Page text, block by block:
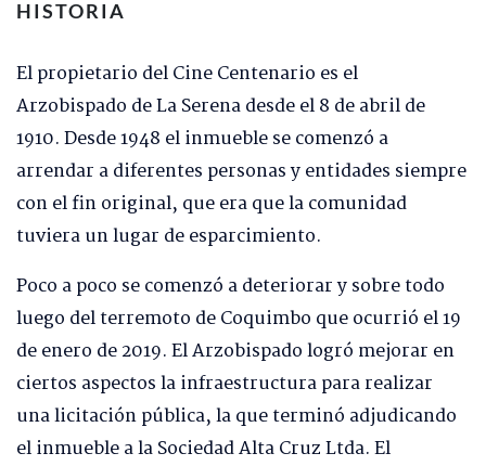
HISTORIA
El propietario del Cine Centenario es el
Arzobispado de La Serena desde el 8 de abril de
1910. Desde 1948 el inmueble se comenzó a
arrendar a diferentes personas y entidades siempre
con el fin original, que era que la comunidad
tuviera un lugar de esparcimiento.
Poco a poco se comenzó a deteriorar y sobre todo
luego del terremoto de Coquimbo que ocurrió el 19
de enero de 2019. El Arzobispado logró mejorar en
ciertos aspectos la infraestructura para realizar
una licitación pública, la que terminó adjudicando
el inmueble a la Sociedad Alta Cruz Ltda. El